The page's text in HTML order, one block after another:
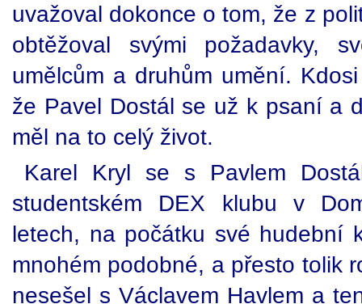
uvažoval dokonce o tom, že z
obtěžoval svými požadavky,
umělcům a druhům umění.
že Pavel Dostál se už k psaní a
měl na to celý život.
Karel Kryl se s Pavlem
studentském DEX klubu v
letech, na počátku své hudební
mnohém podobné, a přesto tolik
nesešel s Václavem Havlem a